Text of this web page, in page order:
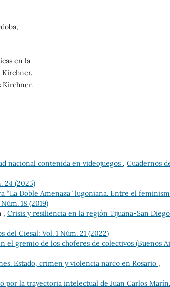
en la
Kirchner.
Kirchner.
nacional contenida en videojuegos , Cuadernos
24 (2025)
“La Doble Amenaza” lugoniana. Entre el
18 (2019)
, Crisis y resiliencia en la región Tijuana-San Diego
del Ciesal: Vol. 1 Núm. 21 (2022)
el gremio de los choferes de colectivos (Buenos
Estado, crimen y violencia narco en Rosario ,
por la trayectoria intelectual de Juan Carlos